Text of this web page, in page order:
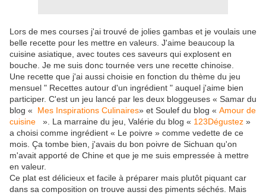
Lors de mes courses j'ai trouvé de jolies gambas et je voulais une
belle recette pour les mettre en valeurs. J'aime beaucoup la
cuisine asiatique, avec toutes ces saveurs qui explosent en
bouche. Je me suis donc tournée vers une recette chinoise.
Une recette que j'ai aussi choisie en fonction du thème du jeu
mensuel " Recettes autour d'un ingrédient " auquel j'aime bien
participer. C'est un jeu lancé par les deux bloggeuses « Samar du
blog « Mes Inspirations Culinaires» et Soulef du blog « Amour de
cuisine
». La marraine du jeu, Valérie du blog « 123Dégustez »
a choisi comme ingrédient « Le poivre » comme vedette de ce
mois. Ça tombe bien, j'avais du bon poivre de Sichuan qu'on
m'avait apporté de Chine et que je me suis empressée à mettre
en valeur.
Ce plat est délicieux et facile à préparer mais plutôt piquant car
dans sa composition on trouve aussi des piments séchés. Mais